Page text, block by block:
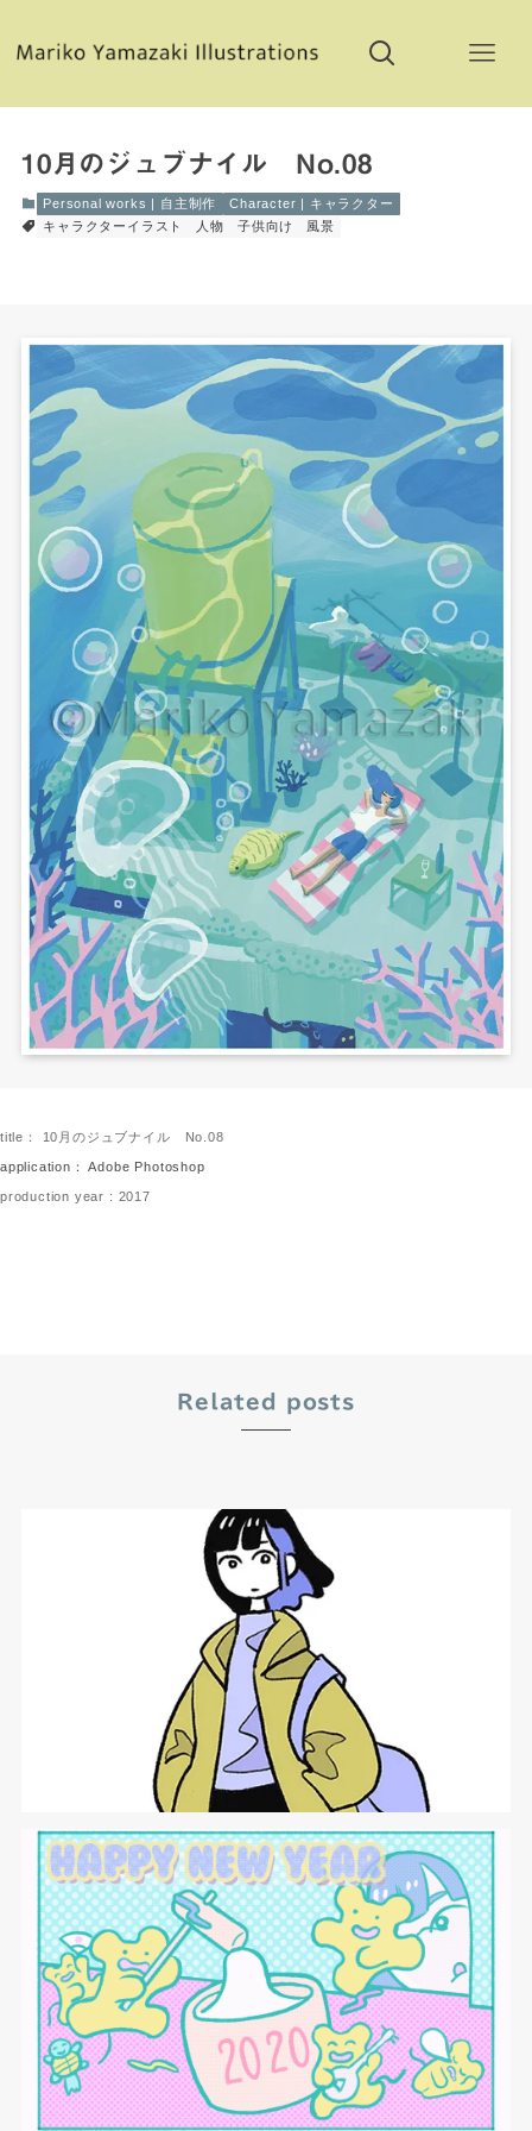
10月のジュブナイル No.08
Personal works | 自主制作
Character | キャラクター
キャラクターイラスト
人物 子供向け 風景
title： 10月のジュブナイル No.08
application： Adobe Photoshop
production year : 2017
Related posts